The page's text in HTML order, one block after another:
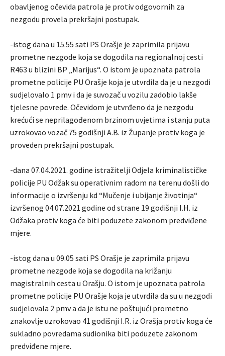
obavljenog očevida patrola je protiv odgovornih za
nezgodu provela prekršajni postupak.
-istog dana u 15.55 sati PS Orašje je zaprimila prijavu
prometne nezgode koja se dogodila na regionalnoj cesti
R463 u blizini BP „Marijus“. O istom je upoznata patrola
prometne policije PU Orašje koja je utvrdila da je u nezgodi
sudjelovalo 1 pmv i da je suvozač u vozilu zadobio lakše
tjelesne povrede. Očevidom je utvrđeno da je nezgodu
krećući se neprilagođenom brzinom uvjetima i stanju puta
uzrokovao vozač 75 godišnji A.B. iz Županje protiv koga je
proveden prekršajni postupak.
-dana 07.04.2021. godine istražitelji Odjela kriminalističke
policije PU Odžak su operativnim radom na terenu došli do
informacije o izvršenju kd “Mučenje i ubijanje životinja“
izvršenog 04.07.2021 godine od strane 19 godišnji I.H. iz
Odžaka protiv koga će biti poduzete zakonom predviđene
mjere.
-istog dana u 09.05 sati PS Orašje je zaprimila prijavu
prometne nezgode koja se dogodila na križanju
magistralnih cesta u Orašju. O istom je upoznata patrola
prometne policije PU Orašje koja je utvrdila da su u nezgodi
sudjelovala 2 pmv a da je istu ne poštujući prometno
znakovlje uzrokovao 41 godišnji I.R. iz Orašja protiv koga će
sukladno povredama sudionika biti poduzete zakonom
predviđene mjere.